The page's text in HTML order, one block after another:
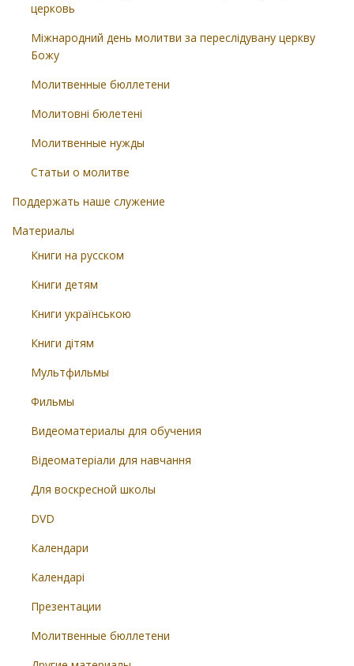
церковь
Міжнародний день молитви за переслідувану церкву
Божу
Молитвенные бюллетени
Молитовні бюлетені
Молитвенные нужды
Статьи о молитве
Поддержать наше служение
Материалы
Книги на русском
Книги детям
Книги українською
Книги дітям
Мультфильмы
Фильмы
Видеоматериалы для обучения
Відеоматеріали для навчання
Для воскресной школы
DVD
Календари
Календарі
Презентации
Молитвенные бюллетени